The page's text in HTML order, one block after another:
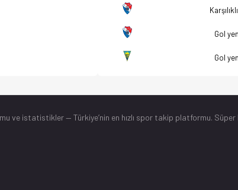
Gol
Gol
ve istatistikler — Türkiye’nin en hızlı spor takip platformu.